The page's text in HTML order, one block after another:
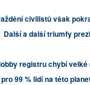
civilistů však
Další a další triumfy
registru chybí
99 % lidí na této